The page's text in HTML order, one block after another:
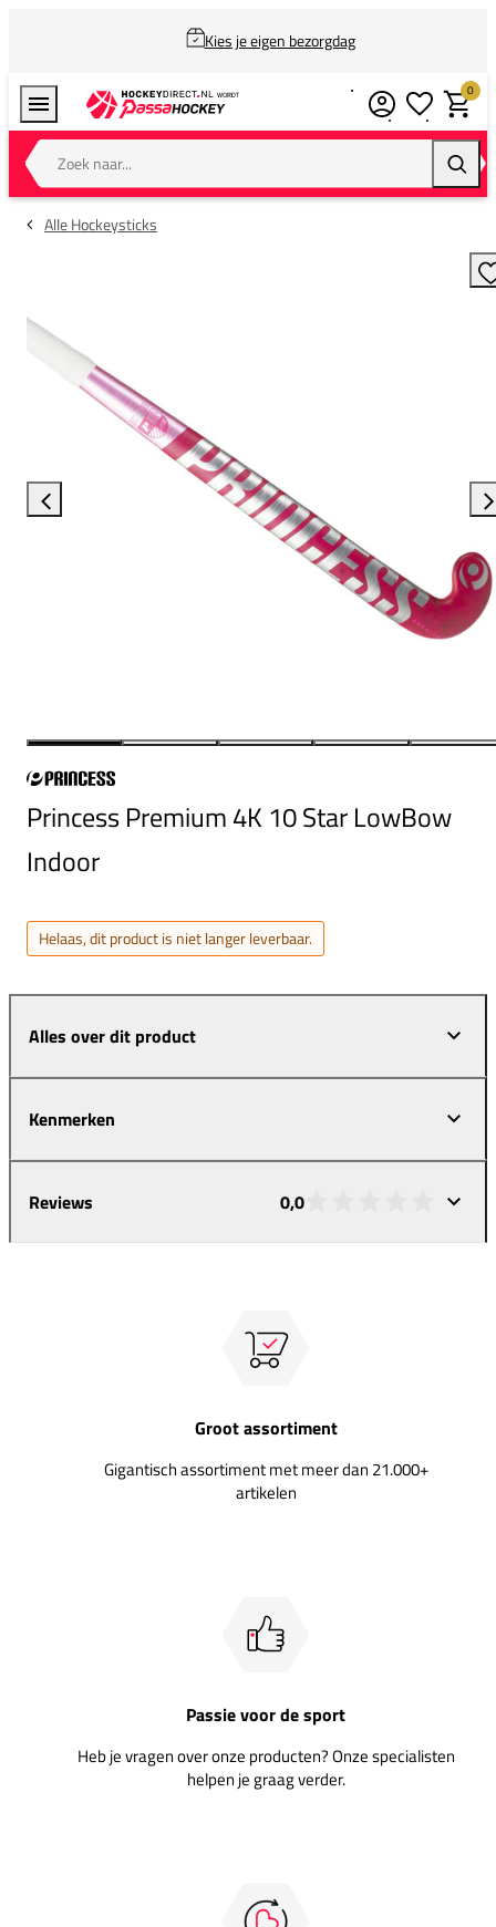
Kies je eigen bezorgdag
Zoek naar...
0
Alle Hockeysticks
Princess Premium 4K 10 Star LowBow
Indoor
Helaas, dit product is niet langer leverbaar.
Alles over dit product
Kenmerken
Reviews 0,0
Groot assortiment
Gigantisch assortiment met meer dan 21.000+
artikelen
Passie voor de sport
Heb je vragen over onze producten? Onze specialisten
helpen je graag verder.